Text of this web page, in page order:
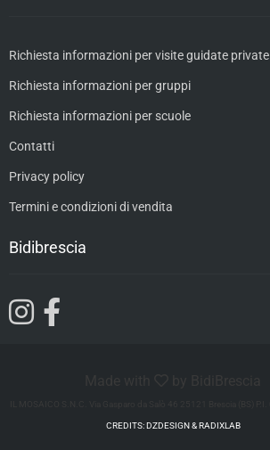
Richiesta informazioni per visite guidate private
Richiesta informazioni per gruppi
Richiesta informazioni per scuole
Contatti
Privacy policy
Termini e condizioni di vendita
Bidibrescia
CREDITS: DZDESIGN & RADIXLAB